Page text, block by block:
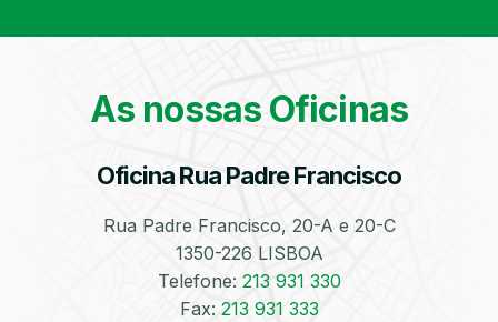
As nossas Oficinas
Oficina Rua Padre Francisco
Rua Padre Francisco, 20-A e 20-C
1350-226 LISBOA
Telefone: 213 931 330
Fax: 213 931 333
Bate-Chapas
Higienização e
Automóvel